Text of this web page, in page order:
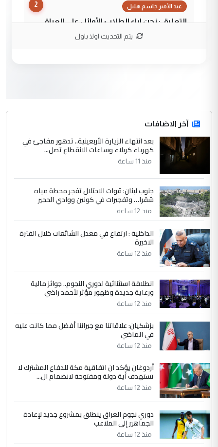
2 عبد الأمير جاسم هليل
التعليق : نحن اباء الطلاب الأوائل على العراق
نتشرف بلقاء السيد احمد الصافي في العتبات
التعليق : قرار مستعجل جدا ولامصلحة فيه
للوزاره ولا للمواطن القرار الصائب يكون بعد
الاستماع للمدير ومغرفة ...
الموضوع :
وزير الصحة يعفي مدير مستشفى الكرخ
العام في بغداد
4 سردار
التعليق : واحد من عصابة علي ماما يسقط
جنسية الرافد الثالث للعراق ومن اصول عريقة
ابا فرات ...
الموضوع :
الجواهري يرد على صدام حسين سل
مضجعيك يابن الزنا (نص كامل)
5 سردار
التعليق : واحد من عصابة علي ماما يسقط
جنسية الرافد الثالث للعراق ومن اصول عريقة
الموضوع :
الجواهري يرد على صدام حسين سل
مضجعيك يابن الزنا (نص كامل)
يتم التحديث اولا باول
آخر الاضافات
بعد انتهاء الزيارة الأربعينية.. تدهور مفاجئ في
كهرباء كربلاء وساعات الانقطاع تصل...
منذ 11 ساعة
جنوب لبنان: قوات الاحتلال تفجر محطة مياه
شقرا… وتفجيرات في كونين ووادي الحجير
منذ 12 ساعة
الداخلية : ارتفاع في معدل الشائعات خلال الفترة
الاخيرة
منذ 12 ساعة
انطلاقة استثنائية لدوري النجوم.. جوائز مالية
ورعاية جديدة وظهور مؤثر لأحمد راضي
منذ 12 ساعة
بزشكيان: علاقاتنا مع جيراننا أفضل مما كانت عليه
في الماضي
منذ 12 ساعة
أردوغان يؤكد ان اتفاقية مكة للدفاع المشترك لا
تستهدف أية دولة ومفتوحة لانضمام ال...
منذ 12 ساعة
دوري نجوم العراق ينطلق بمشروع جديد لإعادة
الجماهير إلى الملاعب
منذ 12 ساعة